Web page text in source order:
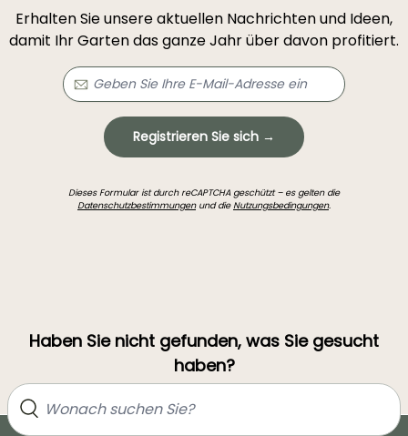
Erhalten Sie unsere aktuellen Nachrichten und Ideen,
damit Ihr Garten das ganze Jahr über davon profitiert.
Registrieren Sie sich →
Dieses Formular ist durch reCAPTCHA geschützt – es gelten die
Datenschutzbestimmungenund dieNutzungsbedingungen.
Haben Sie nicht gefunden, was Sie gesucht
haben?